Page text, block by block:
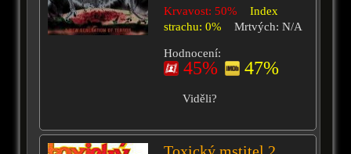
Krvavost: 50%
Index
strachu: 0%
Mrtvých: N/A
Hodnocení:
45% 47%
Viděli?